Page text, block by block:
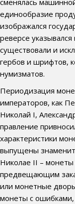
единообразие
изображался
реверсе
существовали и
гербов и шрифтов,
нумизматов.
Периодизация
императоров, как
Николай I,
правление
характеристики
выпущены
Николае II –
предвещающим
или монетные
монеты с